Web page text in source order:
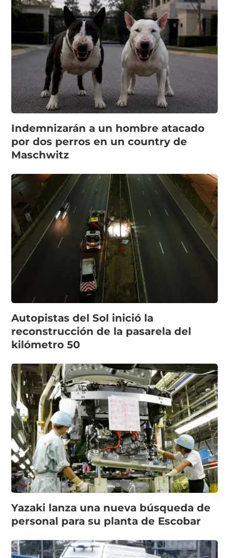
Indemnizarán a un hombre atacado
por dos perros en un country de
Maschwitz
Autopistas del Sol inició la
reconstrucción de la pasarela del
kilómetro 50
Yazaki lanza una nueva búsqueda de
personal para su planta de Escobar